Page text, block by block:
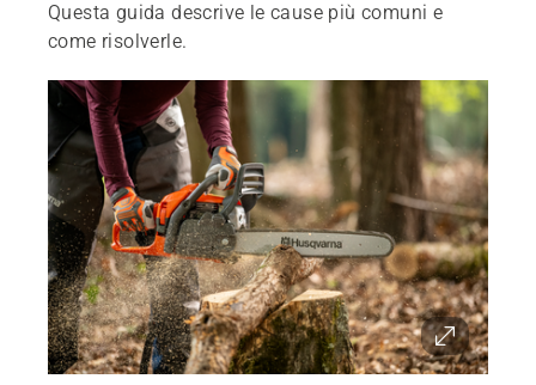
Questa guida descrive le cause più comuni e
come risolverle.